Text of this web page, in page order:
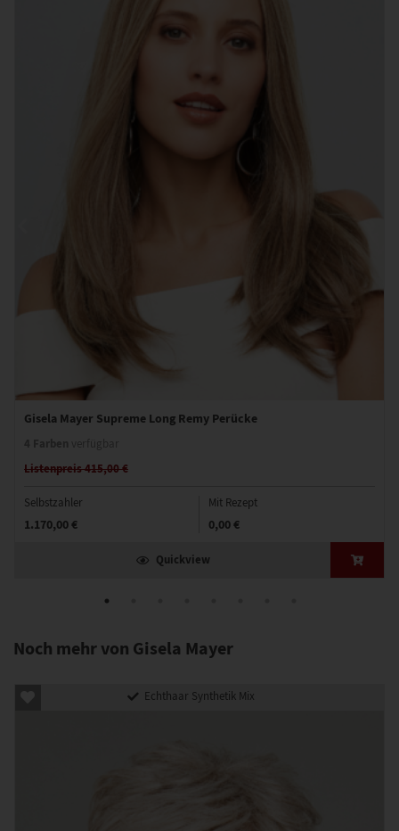
Gisela Mayer Supreme Long Remy Perücke
Listenpreis 415,00 €
Selbstzahler
1.170,00 €
Mit Rezept
0,00 €
Quickview
Noch mehr von Gisela Mayer
Echthaar Synthetik Mix